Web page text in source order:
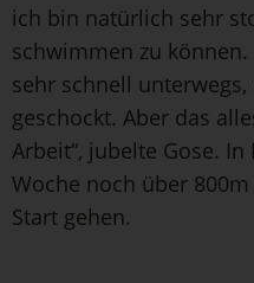
ich bin natürlich sehr
schwimmen zu
sehr schnell
geschockt. Aber das
Arbeit“, jubelte Gose.
Woche noch über
Start gehen.